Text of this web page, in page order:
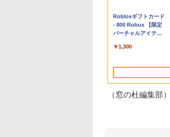
Apple 2026
MacBook Neo A18
Proチップ搭載13イ
AIとApple
Retinaディスプレ
512GB SSD、1080p
FaceTime HDカメ
ラ、Touch ID - イン
￥162,598
Robloxギフトカード
- 800 Robux 【限定
バーチャルアイテム
ンゲームコード】 ロ
インコード版
￥1,300
（窓の杜編集部）